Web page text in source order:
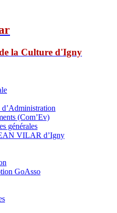
la Culture d'Igny
(Com’Ev)
générales
VILAR d’Igny
GoAsso